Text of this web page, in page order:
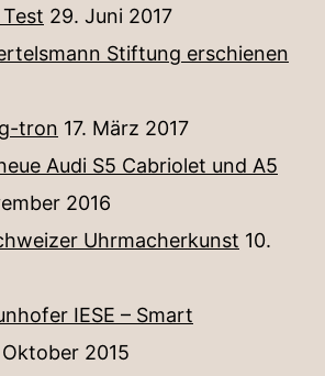
29. Juni 2017
Stiftung erschienen
tron 17. März 2017
Audi S5 Cabriolet und A5
2016
Uhrmacherkunst 10.
IESE – Smart
2015